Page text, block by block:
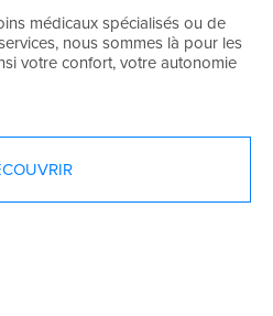
médicaux spécialisés ou de
nous sommes là pour les
votre confort, votre autonomie